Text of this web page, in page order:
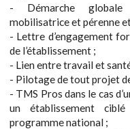
- Démarche globale
mobilisatrice et pérenne
- Lettre d’engagement
de l’établissement ;
- Lien entre travail et
- Pilotage de tout projet
- TMS Pros dans le cas
un établissement
programme national ;